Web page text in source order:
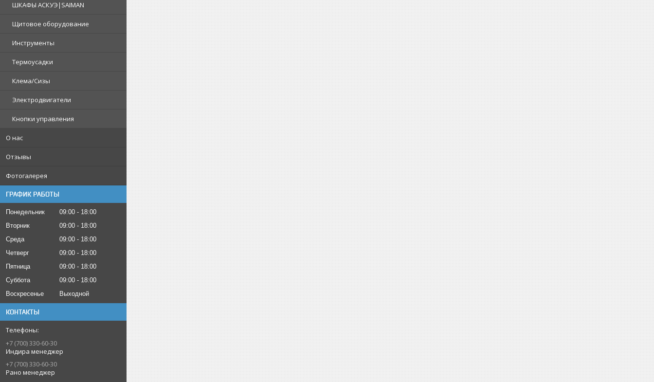
ШКАФЫ АСКУЭ|SAIMAN
Щитовое оборудование
Инструменты
Термоусадки
Клема/Сизы
Электродвигатели
Кнопки управления
О нас
Отзывы
Фотогалерея
ГРАФИК РАБОТЫ
Понедельник 09:00
18:00
Вторник
09:00
18:00
Среда
09:00
18:00
Четверг
09:00
18:00
Пятница
09:00
18:00
Суббота
09:00
18:00
Воскресенье
Выходной
КОНТАКТЫ
+7 (700) 330-60-30
Индира менеджер
+7 (700) 330-60-30
Рано менеджер